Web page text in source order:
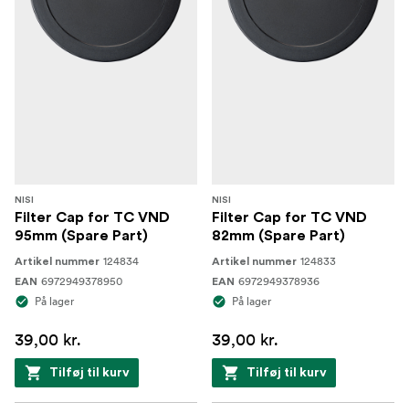
NISI
Filter Cap for TC VND
95mm (Spare Part)
Artikel nummer 124834
EAN 6972949378950
På lager
39,00 kr.
Tilføj til kurv
NISI
Filter Cap for TC VND
82mm (Spare Part)
Artikel nummer 124833
EAN 6972949378936
På lager
39,00 kr.
Tilføj til kurv